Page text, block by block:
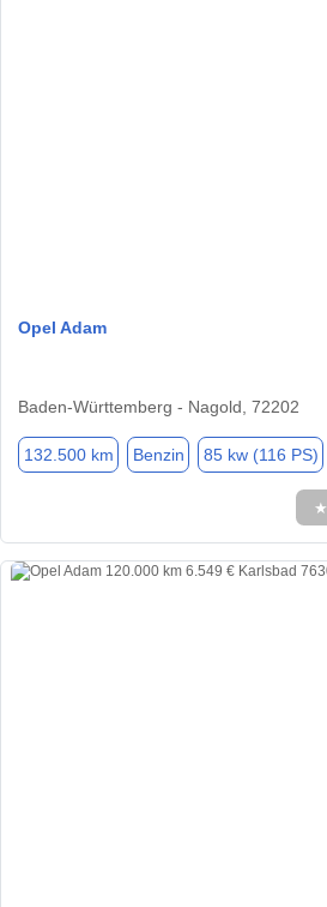
Opel Adam
Baden-Württemberg - Nagold, 72202
132.500 km Benzin 85 kw (116 PS)
★